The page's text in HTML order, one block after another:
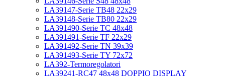
LA39147-Serie TB48 22x29
LA39148-Serie TB80 22x29
LA391490-Serie TC 48x48
LA391491-Serie TF 22x29
LA391492-Serie TN 39x39
LA391493-Serie TY 72x72
LA392-Termoregolatori
LA39241-RC47 48x48 DOPPIO DISPLAY